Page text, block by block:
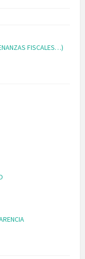
FISCALES…)